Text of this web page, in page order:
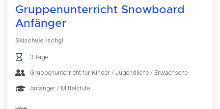
Gruppenunterricht Snowboard
Anfänger
Skischule Ischgl
3 Tage
Gruppenunterricht für Kinder / Jugendliche / Erwachsene
Anfänger / Mittelstufe